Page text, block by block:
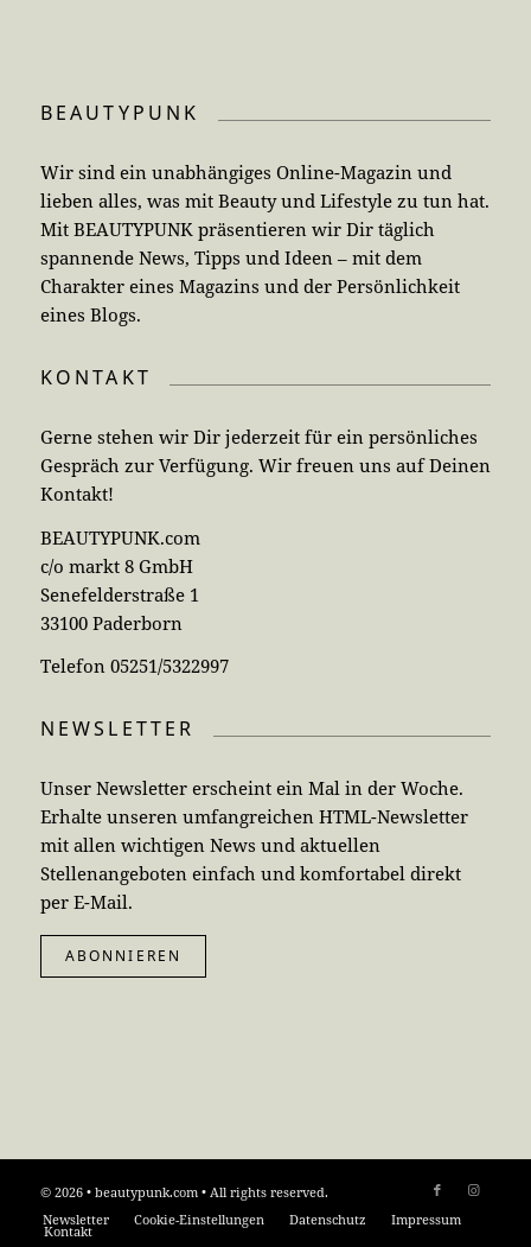
BEAUTYPUNK
Wir sind ein unabhängiges Online-Magazin und
lieben alles, was mit Beauty und Lifestyle zu tun hat.
Mit BEAUTYPUNK präsentieren wir Dir täglich
spannende News, Tipps und Ideen – mit dem
Charakter eines Magazins und der Persönlichkeit
eines Blogs.
KONTAKT
Gerne stehen wir Dir jederzeit für ein persönliches
Gespräch zur Verfügung. Wir freuen uns auf Deinen
Kontakt!
BEAUTYPUNK.com
c/o markt 8 GmbH
Senefelderstraße 1
33100 Paderborn
Telefon 05251/5322997
NEWSLETTER
Unser Newsletter erscheint ein Mal in der Woche.
Erhalte unseren umfangreichen HTML-Newsletter
mit allen wichtigen News und aktuellen
Stellenangeboten einfach und komfortabel direkt
per E-Mail.
ABONNIEREN
© 2026 • beautypunk.com • All rights reserved.
Newsletter
Cookie-Einstellungen Datenschutz Impressum
Kontakt